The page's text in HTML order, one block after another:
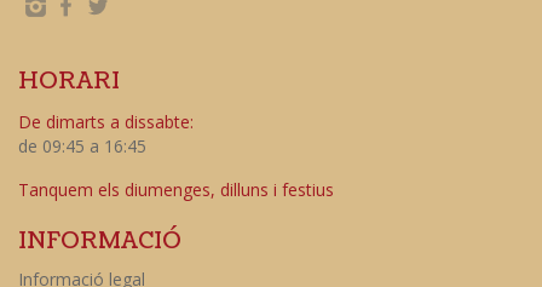
HORARI
De dimarts a dissabte:
de 09:45 a 16:45
Tanquem els diumenges, dilluns i festius
INFORMACIÓ
Informació legal